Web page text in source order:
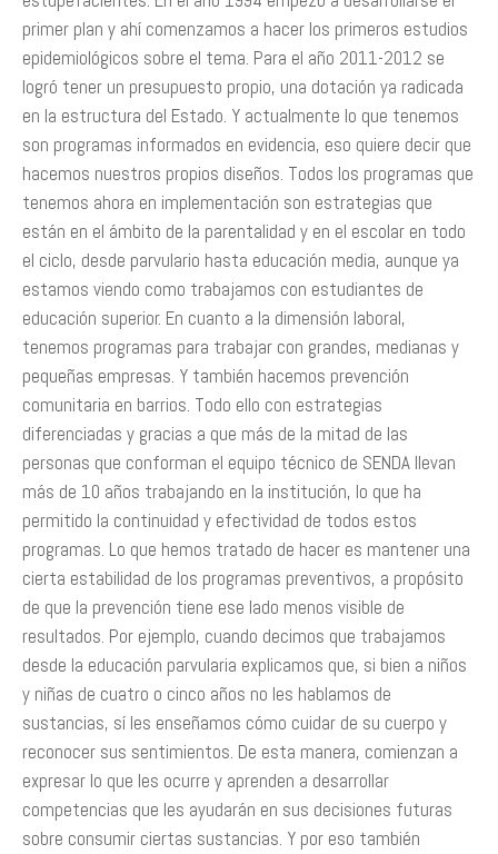
primer plan y ahí comenzamos a hacer los primeros estudios
epidemiológicos sobre el tema. Para el año 2011-2012 se
logró tener un presupuesto propio, una dotación ya radicada
en la estructura del Estado. Y actualmente lo que tenemos
son programas informados en evidencia, eso quiere decir que
hacemos nuestros propios diseños. Todos los programas que
tenemos ahora en implementación son estrategias que
están en el ámbito de la parentalidad y en el escolar en todo
el ciclo, desde parvulario hasta educación media, aunque ya
estamos viendo como trabajamos con estudiantes de
educación superior. En cuanto a la dimensión laboral,
tenemos programas para trabajar con grandes, medianas y
pequeñas empresas. Y también hacemos prevención
comunitaria en barrios. Todo ello con estrategias
diferenciadas y gracias a que más de la mitad de las
personas que conforman el equipo técnico de SENDA llevan
más de 10 años trabajando en la institución, lo que ha
permitido la continuidad y efectividad de todos estos
programas. Lo que hemos tratado de hacer es mantener una
cierta estabilidad de los programas preventivos, a propósito
de que la prevención tiene ese lado menos visible de
resultados. Por ejemplo, cuando decimos que trabajamos
desde la educación parvularia explicamos que, si bien a niños
y niñas de cuatro o cinco años no les hablamos de
sustancias, sí les enseñamos cómo cuidar de su cuerpo y
reconocer sus sentimientos. De esta manera, comienzan a
expresar lo que les ocurre y aprenden a desarrollar
competencias que les ayudarán en sus decisiones futuras
sobre consumir ciertas sustancias. Y por eso también